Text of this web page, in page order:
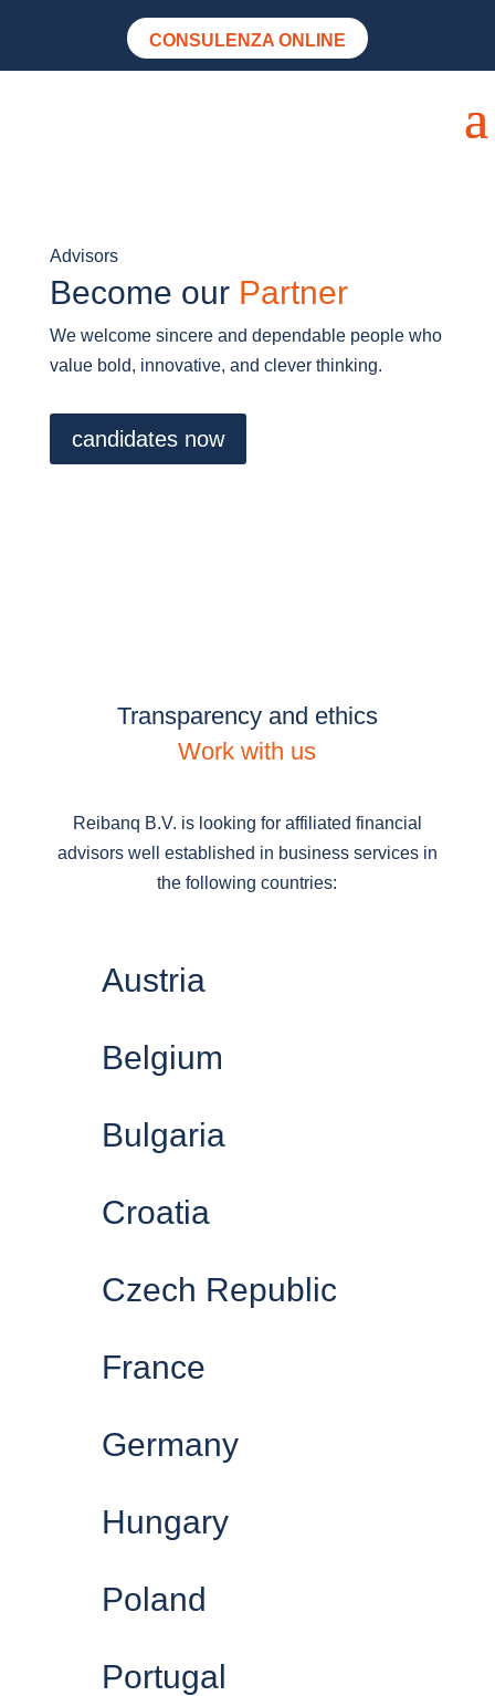
CONSULENZA ONLINE
Advisors
Become our Partner
We welcome sincere and dependable people who
value bold, innovative, and clever thinking.
candidates now
Transparency and ethics
Work with us
Reibanq B.V. is looking for affiliated financial
advisors well established in business services in
the following countries:
Austria
Belgium
Bulgaria
Croatia
Czech Republic
France
Germany
Hungary
Poland
Portugal